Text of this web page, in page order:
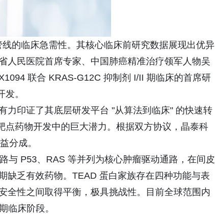
的临床急需性。其核心临床前研究数据展现出优异
人民医院首席专家、中国肺癌精准治疗领军人物吴
联合 KRAS-G12C 抑制剂 I/II 期临床的首席研
。
力印证了其底层研发平台 "从算法到临床" 的快速转
药物开发中的巨大潜力。根据双方协议，晶泰科
分成。
与 P53、RAS 等并列为核心肿瘤驱动通路，在间皮
缺乏有效药物。TEAD 蛋白家族存在四种功能与表
全性之间取得平衡，极具挑战性。目前全球范围内
临床阶段。